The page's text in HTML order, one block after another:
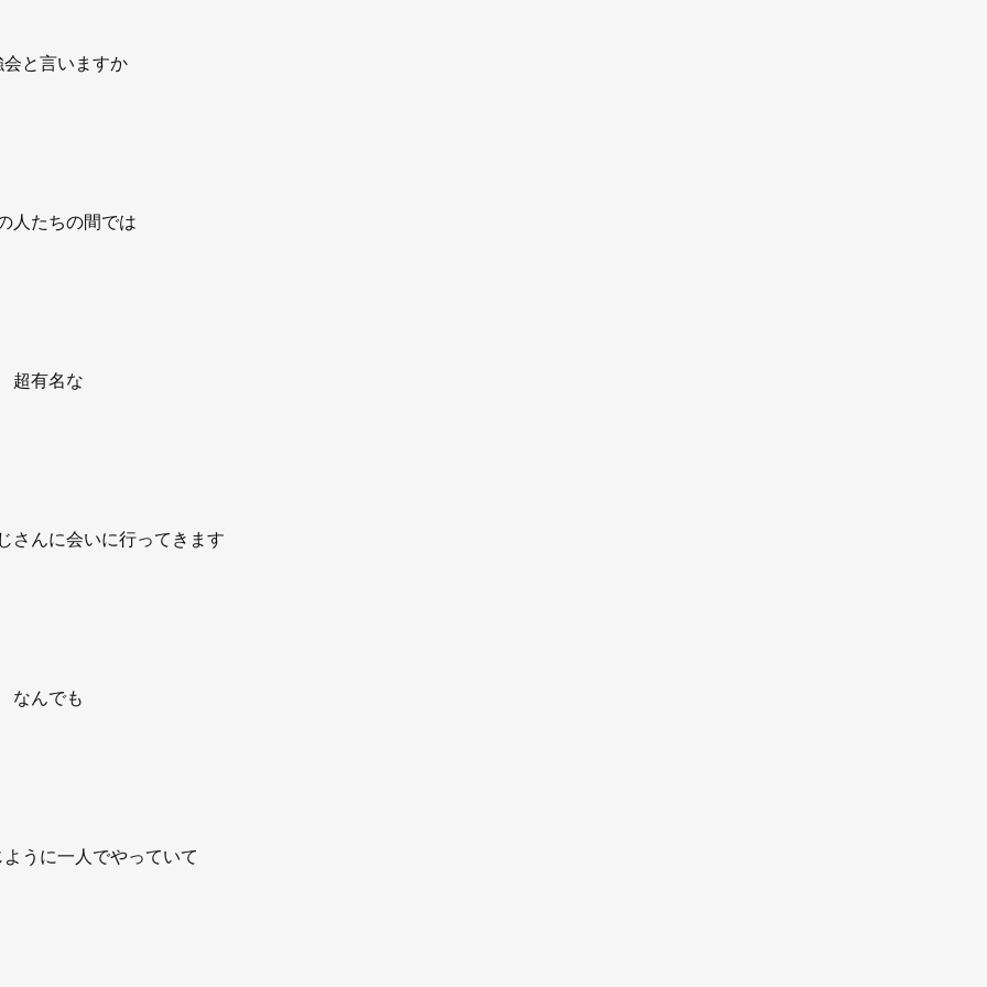
と言いますか
人たちの間では
超有名な
さんに会いに行ってきます
なんでも
うに一人でやっていて